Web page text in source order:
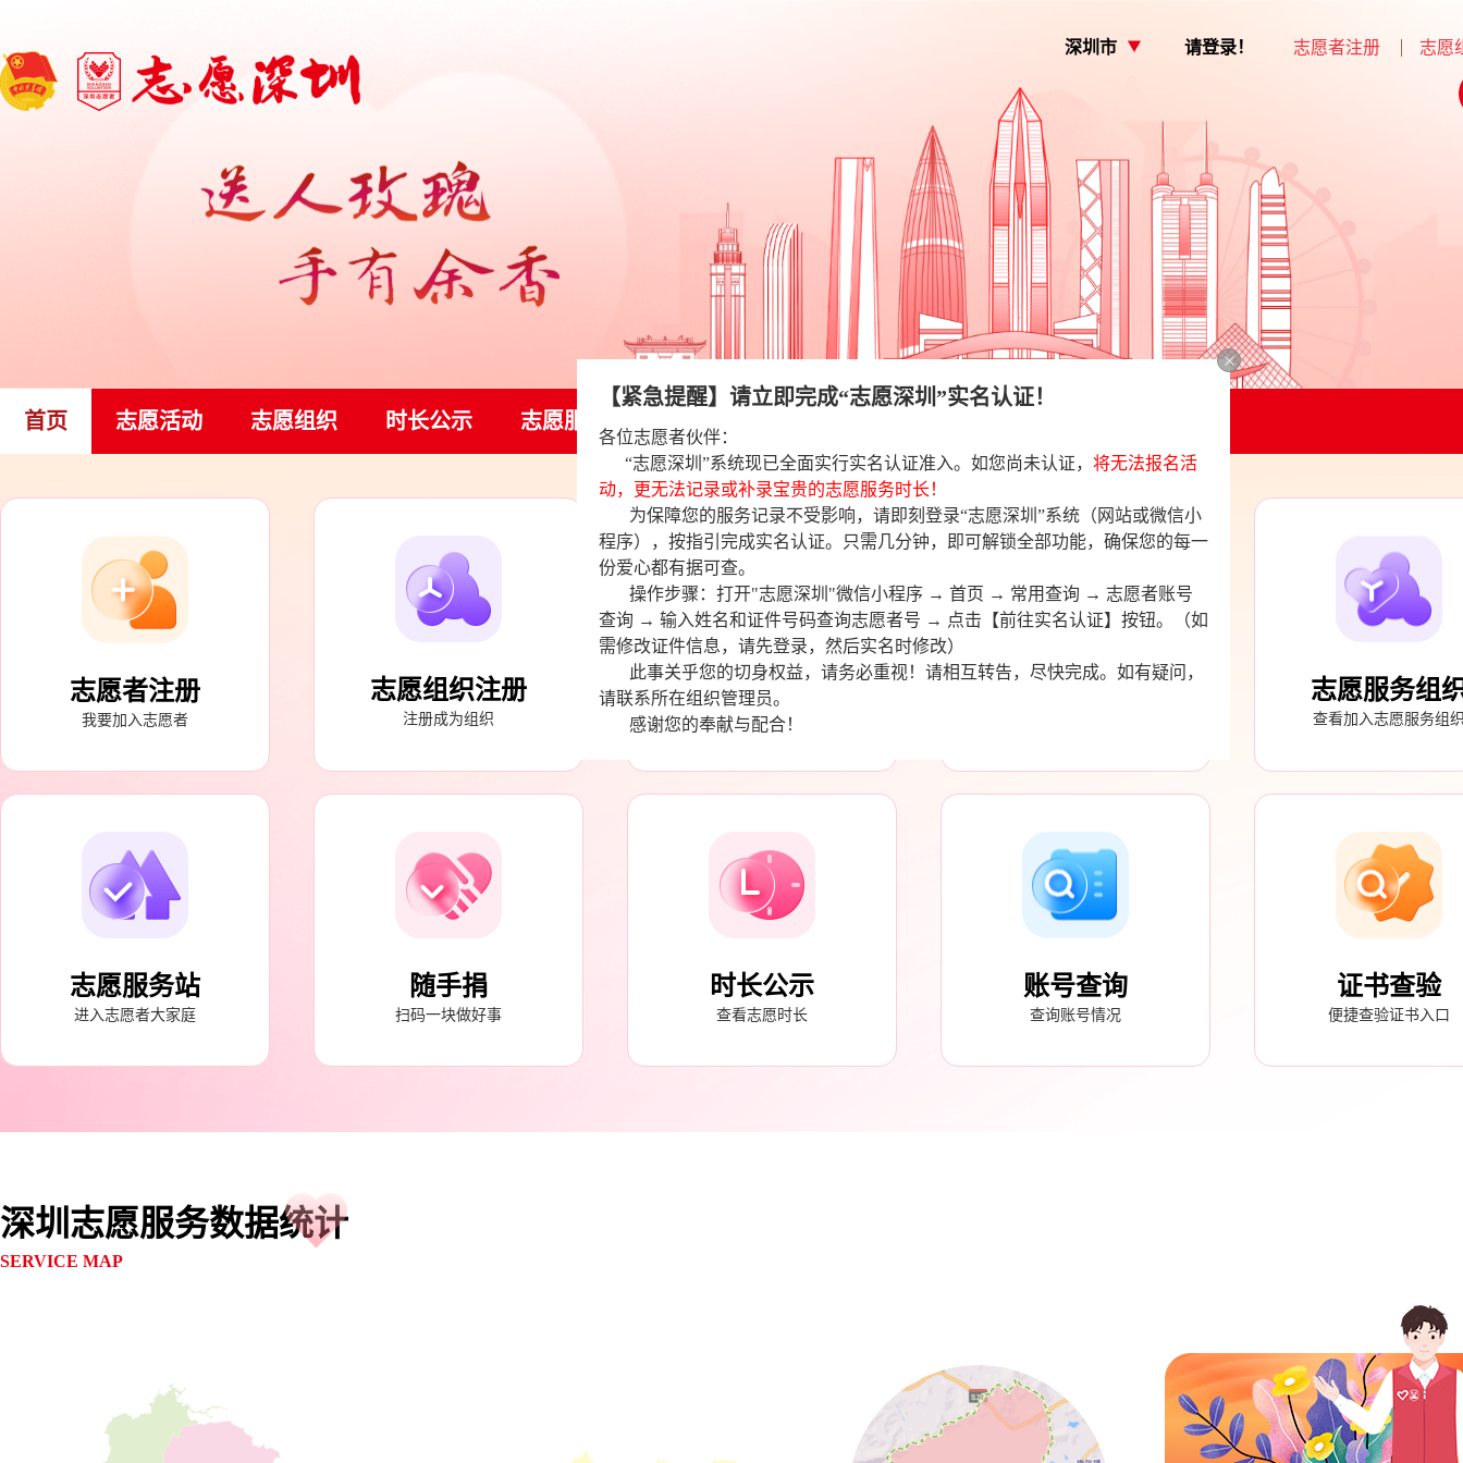
深圳市 请登录！ 志愿者注册 志愿
首页 志愿活动 志愿组织 时长公示 志愿服务站
志愿者注册
我要加入志愿者
志愿组织注册
注册成为组织
志愿服务活动
我想参加志愿服务活动
中小学服务 志愿服务组
查看加入志愿服务组
志愿服务站
进入志愿者大家庭
随手捐
扫码一块做好事
时长公示
查看志愿时长
账号查询
查询账号情况
证书查验
便捷查验证书入口
深圳志愿服务数据统计
SERVICE MAP
【紧急提醒】请立即完成“志愿深圳”实名认证！
各位志愿者伙伴：
“志愿深圳”系统现已全面实行实名认证准入。如您尚未认证，将无法报名活
动，更无法记录或补录宝贵的志愿服务时长！
为保障您的服务记录不受影响，请即刻登录“志愿深圳”系统（网站或微信小
程序），按指引完成实名认证。只需几分钟，即可解锁全部功能，确保您的每一
份爱心都有据可查。
操作步骤：打开"志愿深圳"微信小程序 → 首页 → 常用查询 → 志愿者账号
查询 → 输入姓名和证件号码查询志愿者号 → 点击【前往实名认证】按钮。（如
需修改证件信息，请先登录，然后实名时修改）
请联系所在组织管理员。
感谢您的奉献与配合！